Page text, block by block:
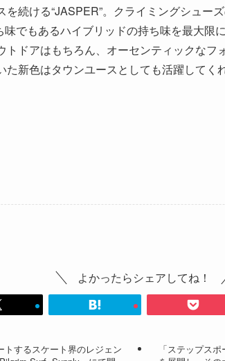
続ける“JASPER”。クライミングシュー
でもあるハイブリッドの持ち味を最大限
トドアはもちろん、オーセンティックな
た新色はタウンユースとしても活躍してく
よかったらシェアしてね！
トするスケート界のレジェン
「ステップス